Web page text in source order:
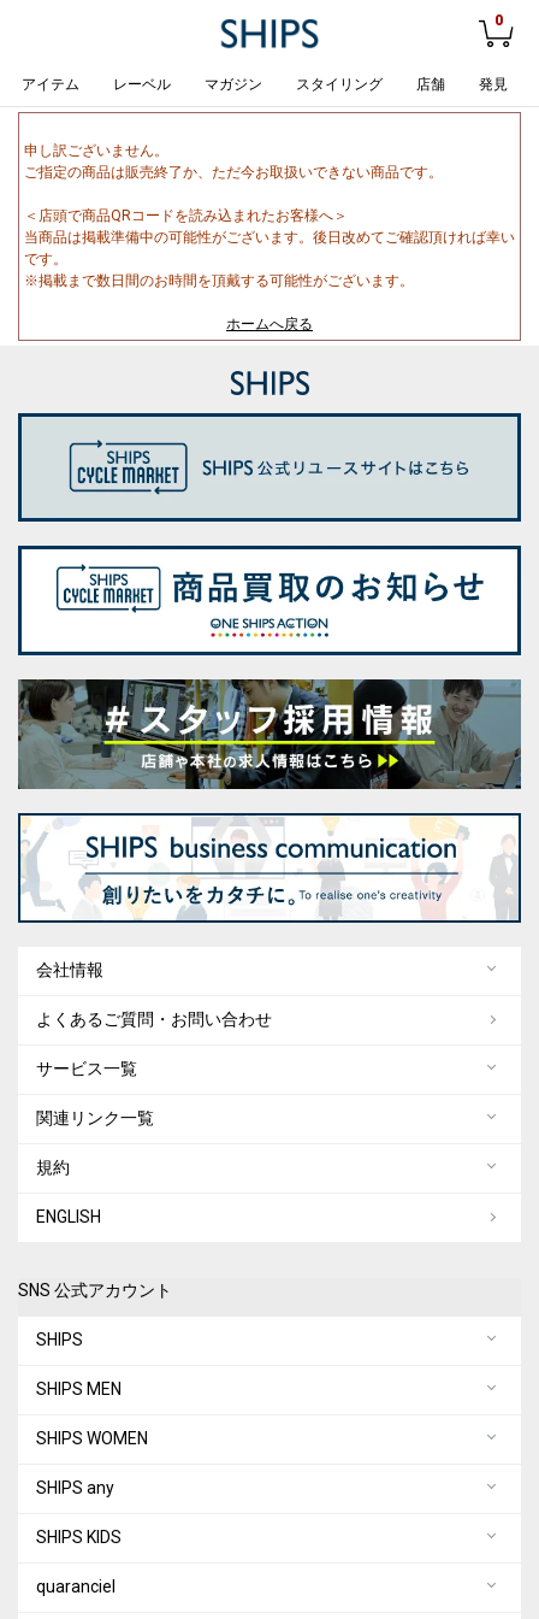
0
アイテム レーベル マガジン スタイリング 店舗 発見
申し訳ございません。
ご指定の商品は販売終了か、ただ今お取扱いできない商品です。
＜店頭で商品QRコードを読み込まれたお客様へ＞
当商品は掲載準備中の可能性がございます。後日改めてご確認頂ければ幸い
です。
※掲載まで数日間のお時間を頂戴する可能性がございます。
ホームへ戻る
会社情報
よくあるご質問・お問い合わせ
サービス一覧
関連リンク一覧
規約
ENGLISH
SNS 公式アカウント
SHIPS
SHIPS MEN
SHIPS WOMEN
SHIPS any
SHIPS KIDS
quaranciel